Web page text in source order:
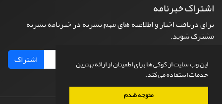
این وب سایت از کوکی ها برای اطمینان از ارائه بهترین
خدمات استفاده می کند.
متوجه شدم
اشتراک خبرنامه
برای دریافت اخبار و اطلاعیه های مهم نشریه در خبرنامه نشریه
مشترک شوید.
اشتراک